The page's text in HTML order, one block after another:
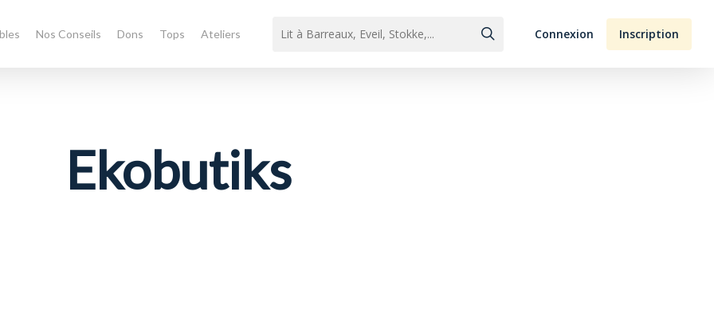
Nos Conseils Dons Tops Ateliers Connexion Inscription
Ekobutiks